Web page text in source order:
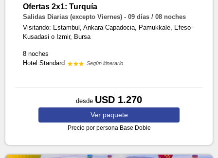
Ofertas 2x1: Turquía
Salidas Diarias (excepto Viernes) - 09 días / 08 noches
Visitando: Estambul, Ankara-Capadocia, Pamukkale, Efeso–
Kusadasi o Izmir, Bursa
8 noches
Hotel Standard
Según itinerario
desde USD 1.270
Ver paquete
Precio por persona Base Doble